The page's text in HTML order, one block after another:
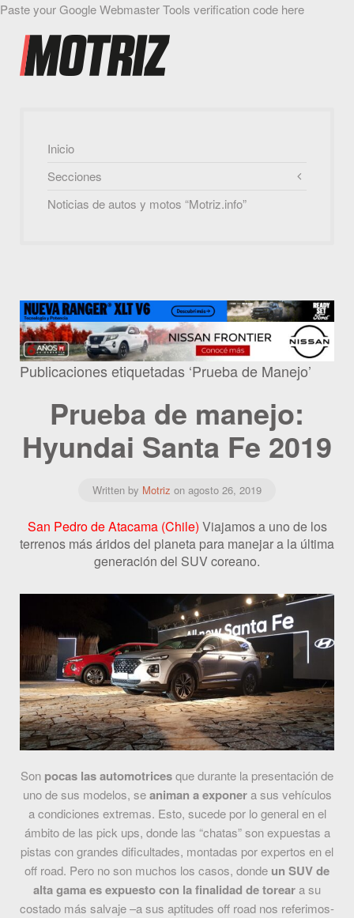
Paste your Google Webmaster Tools verification code here
Inicio
Secciones
Noticias de autos y motos “Motriz.info”
Publicaciones etiquetadas ‘Prueba de Manejo’
Prueba de manejo:
Hyundai Santa Fe 2019
Written by Motriz on agosto 26, 2019
San Pedro de Atacama (Chile) Viajamos a uno de los
terrenos más áridos del planeta para manejar a la última
generación del SUV coreano.
Son pocas las automotricesque durante la presentación de
uno de sus modelos, seaniman a exponera sus vehículos
a condiciones extremas. Esto, sucede por lo general en el
ámbito de las pick ups, donde las “chatas” son expuestas a
pistas con grandes dificultades, montadas por expertos en el
off road. Pero no son muchos los casos, donde un SUV de
alta gama es expuesto con la finalidad de toreara su
costado más salvaje –a sus aptitudes off road nos referimos-